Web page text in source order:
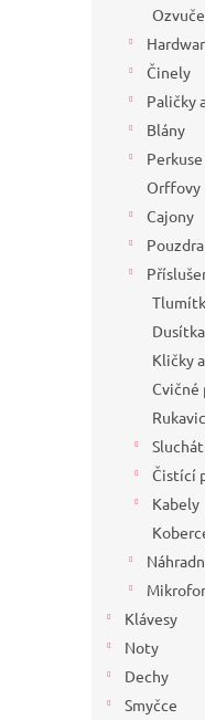
Činely
Paličky
Blány
Perkuse
Orffovy
Cajony
Dusítka
Kličky
Cvičné
Čistící
Kabely
Klávesy
Noty
Dechy
Smyčce